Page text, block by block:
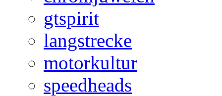
gtspirit
langstrecke
motorkultur
speedheads